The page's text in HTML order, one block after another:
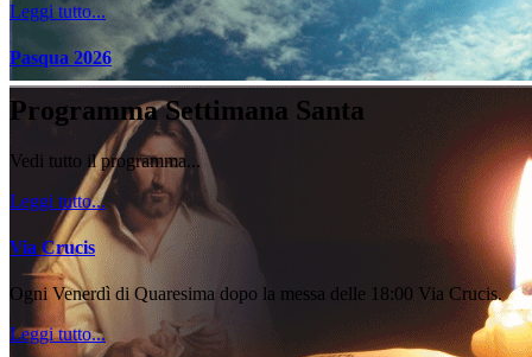
Leggi tutto...
Pasqua 2026
Programma Settimana Santa
Vedi tutto il programma...
Leggi tutto...
Via Crucis
Ogni Venerdì di Quaresima dopo la messa delle 18:00 Via Crucis.
Leggi tutto...